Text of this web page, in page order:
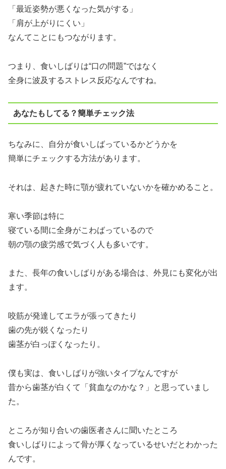
「最近姿勢が悪くなった気がする」
「肩が上がりにくい」
なんてことにもつながります。
つまり、食いしばりは“口の問題”ではなく
全身に波及するストレス反応なんですね。
あなたもしてる？簡単チェック法
ちなみに、自分が食いしばっているかどうかを
簡単にチェックする方法があります。
それは、起きた時に顎が疲れていないかを確かめること。
寒い季節は特に
寝ている間に全身がこわばっているので
朝の顎の疲労感で気づく人も多いです。
また、長年の食いしばりがある場合は、外見にも変化が出
ます。
咬筋が発達してエラが張ってきたり
歯の先が鋭くなったり
歯茎が白っぽくなったり。
僕も実は、食いしばりが強いタイプなんですが
昔から歯茎が白くて「貧血なのかな？」と思っていまし
た。
ところが知り合いの歯医者さんに聞いたところ
食いしばりによって骨が厚くなっているせいだとわかった
んです。